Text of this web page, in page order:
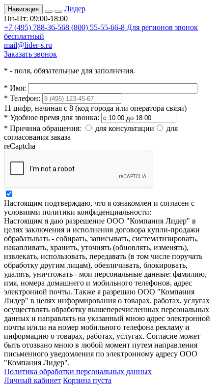
Навигация
Лидер
Пн-Пт: 09:00-18:00
+7 (495) 788-36-568 (800) 55-55-66-8 Для регионов звонок
бесплатный
mail@lider-s.ru
Заказать звонок
* - поля, обязательные для заполнения.
* Имя:
* Телефон:
11 цифр, начиная с 8 (код города или оператора связи)
* Удобное время для звонка:
* Причина обращения: для консультации
для
согласования заказа
reCaptcha
Настоящим подтверждаю, что я ознакомлен и согласен с
условиями политики конфиденциальности:
Настоящим я даю разрешение ООО "Компания Лидер" в
целях заключения и исполнения договора купли-продажи
обрабатывать - собирать, записывать, систематизировать,
накапливать, хранить, уточнять (обновлять, изменять),
извлекать, использовать, передавать (в том числе поручать
обработку другим лицам), обезличивать, блокировать,
удалять, уничтожать - мои персональные данные: фамилию,
имя, номера домашнего и мобильного телефонов, адрес
электронной почты. Также я разрешаю ООО "Компания
Лидер" в целях информирования о товарах, работах, услугах
осуществлять обработку вышеперечисленных персональных
данных и направлять на указанный мною адрес электронной
почты и/или на номер мобильного телефона рекламу и
информацию о товарах, работах, услугах. Согласие может
быть отозвано мною в любой момент путем направления
письменного уведомления по электронному адресу ООО
"Компания Лидер".
Политика обработки персональных данных
Личный кабинет Корзина пуста